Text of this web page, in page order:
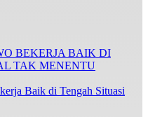
Baik di Tengah Situasi